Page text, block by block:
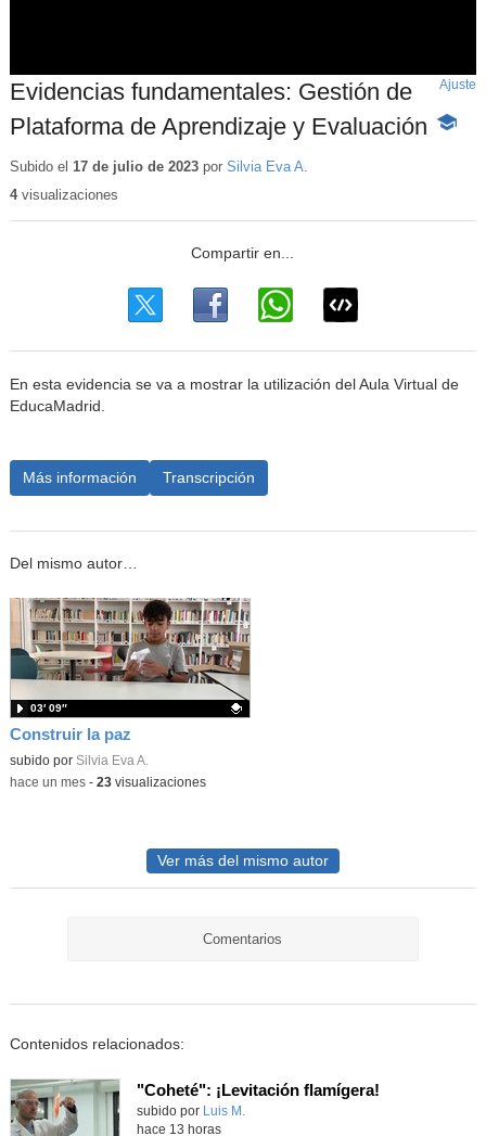
Evidencias fundamentales: Gestión de
Plataforma de Aprendizaje y Evaluación
-
Ajuste
Subido el 17 de julio de 2023por Silvia Eva A.
4visualizaciones
En esta evidencia se va a mostrar la utilización del Aula Virtual de
EducaMadrid.
Más información Transcripción
Del mismo autor…
Construir la paz
Contenido educativo.
subido por Silvia Eva A.
03′ 09″
-hace un mes- 23visualizaciones
Ver más del mismo autor
Comentarios
Contenidos relacionados:
"Coheté": ¡Levitación flamígera!
Contenido educativo.
subido por Luis M.
hace 13 horas